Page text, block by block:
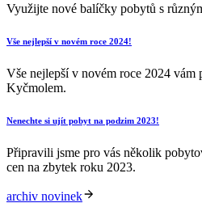
Využijte nové balíčky pobytů s
Vše nejlepší v novém roce 2024!
Vše nejlepší v novém roce 2024 vám
Kyčmolem.
Nenechte si ujít pobyt na podzim 2023!
Připravili jsme pro vás několik
cen na zbytek roku 2023.
archiv novinek